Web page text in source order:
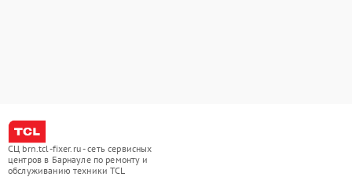
СЦ brn.tcl-fixer.ru - сеть сервисных
центров в Барнауле по ремонту и
обслуживанию техники TCL